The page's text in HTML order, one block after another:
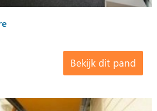
Bekijk dit pand